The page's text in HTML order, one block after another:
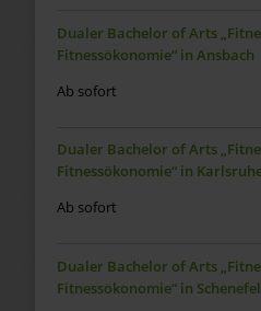
Dualer Bachelor of Arts
Fitnessökonomie“ in Ansbach
Ab sofort
Dualer Bachelor of Arts
Fitnessökonomie“ in
Ab sofort
Dualer Bachelor of Arts
Fitnessökonomie“ in